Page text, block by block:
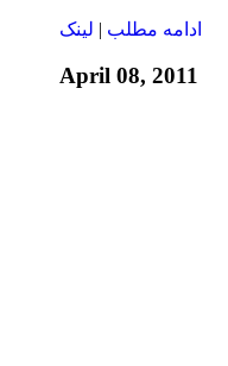
ادامه مطلب | لينک
April 08, 2011